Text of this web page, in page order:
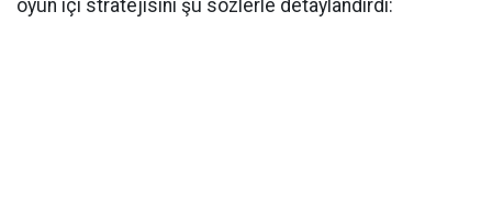
oyun içi stratejisini şu sözlerle detaylandırdı: